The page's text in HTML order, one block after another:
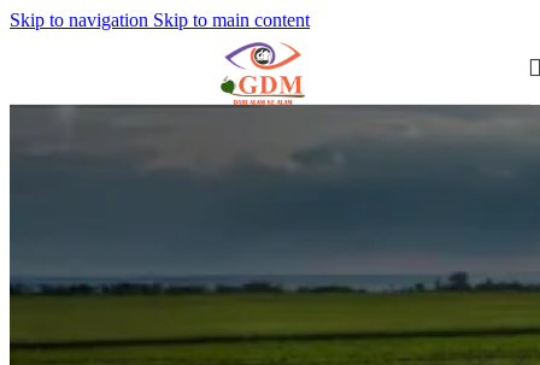
Skip to navigation Skip to main content